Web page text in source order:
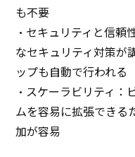
も不要
・セキュリティと信頼
なセキュリティ対策が
ップも自動で行われる
・スケーラビリティ
ムを容易に拡張できる
加が容易